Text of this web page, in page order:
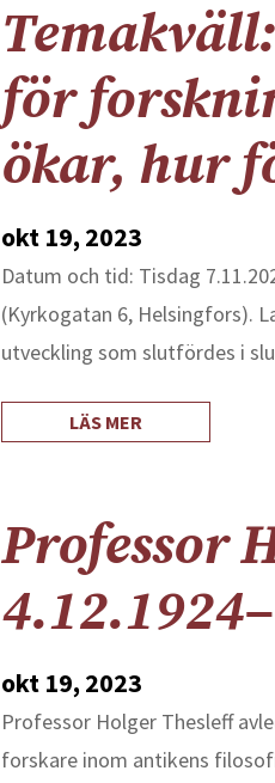
för
ökar, hur
okt 19, 2023
Datum och tid: Tisdag
(Kyrkogatan 6, Helsingfors).
utveckling som slutfördes i
LÄS MER
Professor
okt 19, 2023
Professor Holger Thesleff
forskare inom antikens